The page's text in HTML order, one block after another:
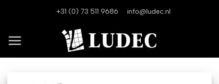
+31 (0) 73 511 9686 info@ludec.nl